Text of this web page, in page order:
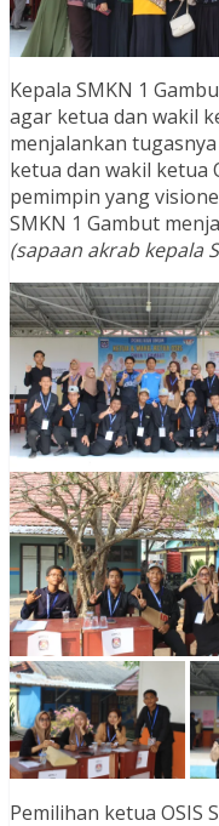
Kepala SMKN 1
agar ketua dan wakil
menjalankan
ketua dan wakil ketua
pemimpin yang
SMKN 1 Gambut
(sapaan akrab kepala
Pemilihan ketua OSIS